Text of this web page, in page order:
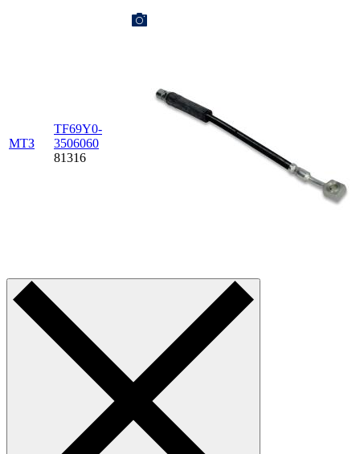
МТЗ
TF69Y0-
3506060
81316